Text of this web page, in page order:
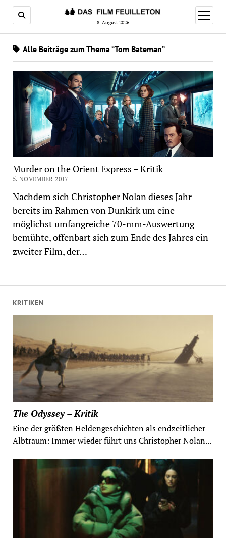
8. August 2026
Menü
öffnen
KRITIKEN
The Odyssey – Kritik
Eine der größten Heldengeschichten als endzeitlicher
Albtraum: Immer wieder führt uns Christopher Nolan...
Alle Beiträge zum Thema “Tom Bateman”
Murder on the Orient Express – Kritik
5. NOVEMBER 2017
Nachdem sich Christopher Nolan dieses Jahr
bereits im Rahmen von Dunkirk um eine
möglichst umfangreiche 70-mm-Auswertung
bemühte, offenbart sich zum Ende des Jahres ein
zweiter Film, der…